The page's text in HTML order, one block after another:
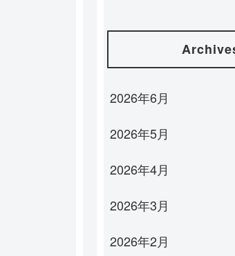
2026年6月
2026年5月
2026年4月
2026年3月
2026年2月